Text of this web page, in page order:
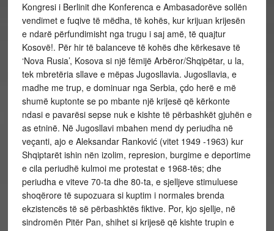
Kongresi i Berlinit dhe Konferenca e Ambasadorëve sollën
vendimet e fuqive të mëdha, të kohës, kur krijuan krijesën
e ndarë përfundimisht nga trugu i saj amë, të quajtur
Kosovë!. Për hir të balanceve të kohës dhe kërkesave të
‘Nova Rusia’, Kosova si një fëmijë Arbëror/Shqipëtar, u la,
tek mbretëria sllave e mëpas Jugosllavia. Jugosllavia, e
madhe me trup, e dominuar nga Serbia, çdo herë e më
shumë kuptonte se po mbante një krijesë që kërkonte
ndasi e pavarësi sepse nuk e kishte të përbashkët gjuhën e
as etninë. Në Jugosllavi mbahen mend dy periudha në
veçanti, ajo e Aleksandar Ranković (vitet 1949 -1963) kur
Shqiptarët ishin nën izolim, represion, burgime e deportime
e cila periudhë kulmoi me protestat e 1968-tës; dhe
periudha e viteve 70-ta dhe 80-ta, e sjelljeve stimuluese
shoqërore të supozuara si kuptim i normales brenda
ekzistencës të së përbashktës fiktive. Por, kjo sjellje, në
sindromën Pitër Pan, shihet si krijesë që kishte trupin e